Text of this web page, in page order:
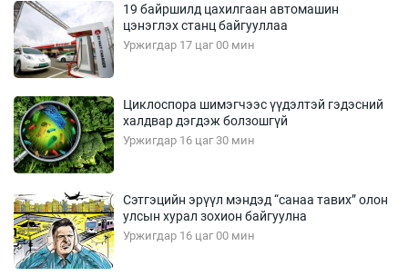
19 байршилд цахилгаан автомашин
цэнэглэх станц байгууллаа
Уржигдар 17 цаг 00 мин
Циклоспора шимэгчээс үүдэлтэй гэдэсний
халдвар дэгдэж болзошгүй
Уржигдар 16 цаг 30 мин
Сэтгэцийн эрүүл мэндэд “санаа тавих” олон
улсын хурал зохион байгуулна
Уржигдар 16 цаг 00 мин